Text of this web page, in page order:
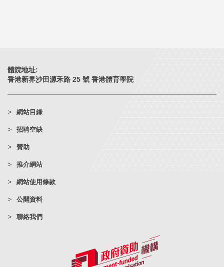
體院地址:
香港新界沙田源禾路 25 號 香港體育學院
網站目錄
招聘空缺
贊助
推介網站
網站使用條款
公開資料
聯絡我們